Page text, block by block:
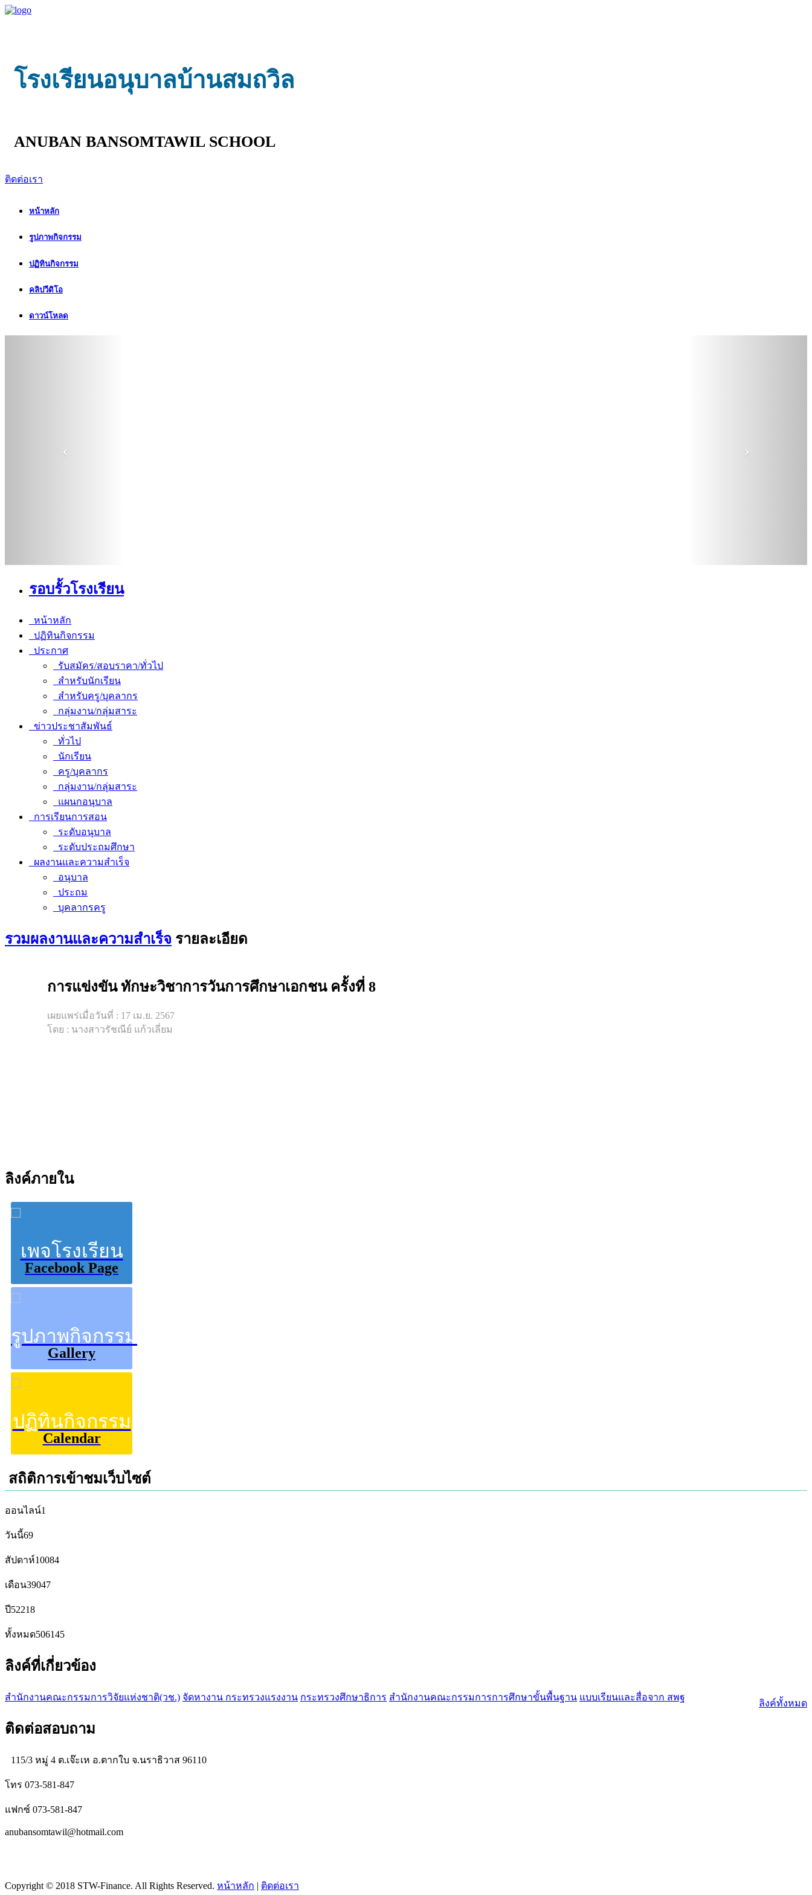
โรงเรียนอนุบาลบ้านสมถวิล
ANUBAN BANSOMTAWIL SCHOOL
ติดต่อเรา
หน้าหลัก
รูปภาพกิจกรรม
ปฏิทินกิจกรรม
คลิปวีดิโอ
ดาวน์โหลด
รอบรั้วโรงเรียน
หน้าหลัก
ปฏิทินกิจกรรม
ประกาศ
รับสมัคร/สอบราคา/ทั่วไป
สำหรับนักเรียน
สำหรับครู/บุคลากร
กลุ่มงาน/กลุ่มสาระ
ข่าวประชาสัมพันธ์
ทั่วไป
นักเรียน
ครู/บุคลากร
กลุ่มงาน/กลุ่มสาระ
แผนกอนุบาล
การเรียนการสอน
ระดับอนุบาล
ระดับประถมศึกษา
ผลงานและความสำเร็จ
อนุบาล
ประถม
บุคลากรครู
รวมผลงานและความสำเร็จ รายละเอียด
การแข่งขัน ทักษะวิชาการวันการศึกษาเอกชน ครั้งที่ 8
เผยแพร่เมื่อวันที่ : 17 เม.ย. 2567
โดย : นางสาวรัชณีย์ แก้วเลี่ยม
ลิงค์ภายใน
เพจโรงเรียน
Facebook Page
รูปภาพกิจกรรม
Gallery
ปฏิทินกิจกรรม
Calendar
สถิติการเข้าชมเว็บไซต์
ออนไลน์1
วันนี้69
สัปดาห์10084
เดือน39047
ปี52218
ทั้งหมด506145
ลิงค์ที่เกี่ยวข้อง
ลิงค์ทั้งหมด
สำนักงานคณะกรรมการวิจัยแห่งชาติ(วช.) จัดหางาน กระทรวงแรงงาน กระทรวงศึกษาธิการ สำนักงานคณะกรรมการการศึกษาขั้นพื้นฐาน แบบเรียนและสื่อจาก สพฐ
ติดต่อสอบถาม
115/3 หมู่ 4 ต.เจ๊ะเห อ.ตากใบ จ.นราธิวาส 96110
โทร 073-581-847
แฟกซ์ 073-581-847
anubansomtawil@hotmail.com
Copyright © 2018 STW-Finance. All Rights Reserved. หน้าหลัก | ติดต่อเรา